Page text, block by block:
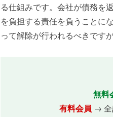
る仕組みです。会社が債務を
を負担する責任を負うことに
って解除が行われるべきです
無料
有料会員 → 全